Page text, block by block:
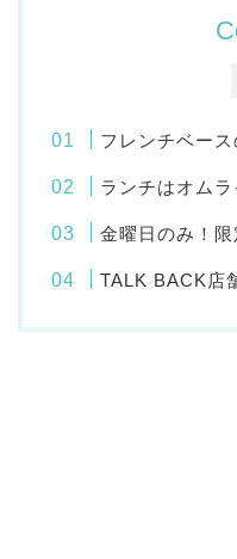
フレンチベー
ランチはオム
金曜日のみ！
TALK BACK店